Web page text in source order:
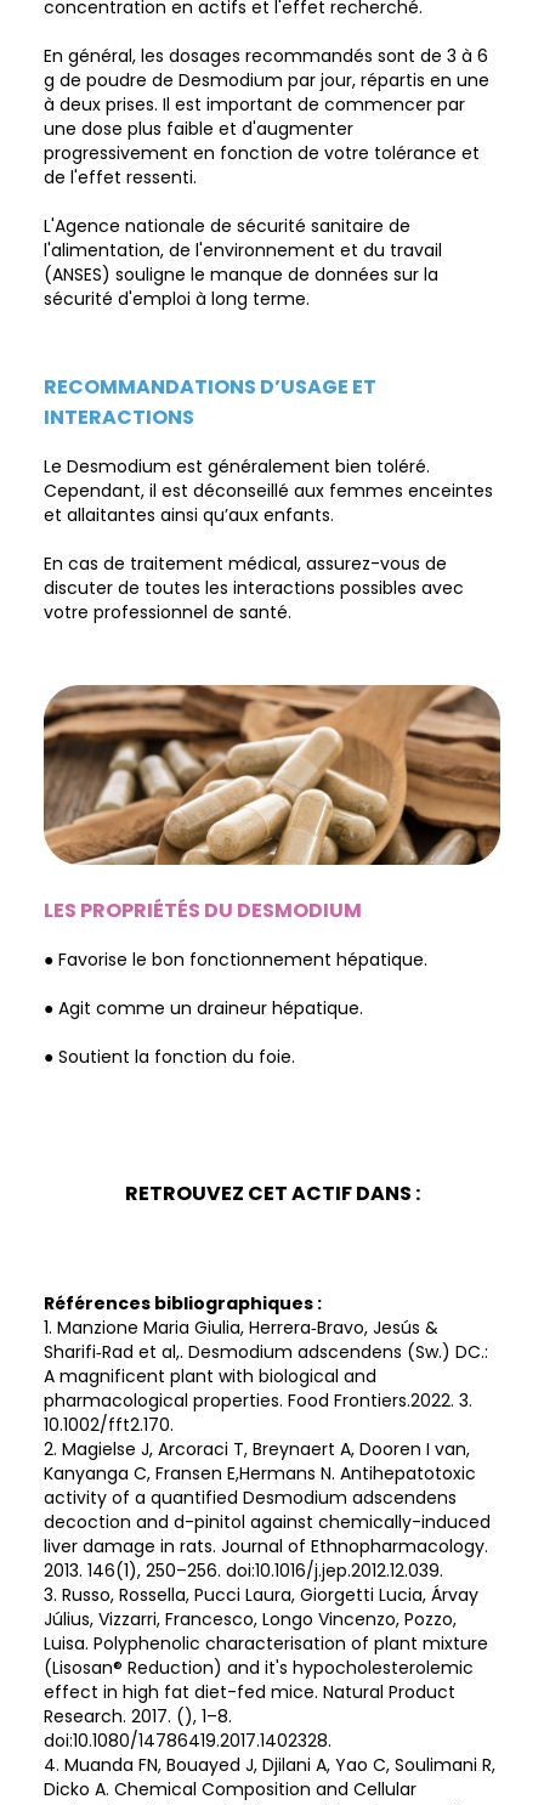
concentration en actifs et l'effet recherché.
En général, les dosages recommandés sont de 3 à 6
g de poudre de Desmodium par jour, répartis en une
à deux prises. Il est important de commencer par
une dose plus faible et d'augmenter
progressivement en fonction de votre tolérance et
de l'effet ressenti.
L'Agence nationale de sécurité sanitaire de
l'alimentation, de l'environnement et du travail
(ANSES) souligne le manque de données sur la
sécurité d'emploi à long terme.
RECOMMANDATIONS D’USAGE ET
INTERACTIONS
Le Desmodium est généralement bien toléré.
Cependant, il est déconseillé aux femmes enceintes
et allaitantes ainsi qu’aux enfants.
En cas de traitement médical, assurez-vous de
discuter de toutes les interactions possibles avec
votre professionnel de santé.
LES PROPRIÉTÉS DU DESMODIUM
● Favorise le bon fonctionnement hépatique.
● Agit comme un draineur hépatique.
● Soutient la fonction du foie.
RETROUVEZ CET ACTIF DANS :
Références bibliographiques :
1. Manzione Maria Giulia, Herrera‐Bravo, Jesús &
Sharifi‐Rad et al,. Desmodium adscendens (Sw.) DC.:
A magnificent plant with biological and
pharmacological properties. Food Frontiers.2022. 3.
10.1002/fft2.170.
2. Magielse J, Arcoraci T, Breynaert A, Dooren I van,
Kanyanga C, Fransen E,Hermans N. Antihepatotoxic
activity of a quantified Desmodium adscendens
decoction and d-pinitol against chemically-induced
liver damage in rats. Journal of Ethnopharmacology.
2013. 146(1), 250–256. doi:10.1016/j.jep.2012.12.039.
3. Russo, Rossella, Pucci Laura, Giorgetti Lucia, Árvay
Július, Vizzarri, Francesco, Longo Vincenzo, Pozzo,
Luisa. Polyphenolic characterisation of plant mixture
(Lisosan® Reduction) and it's hypocholesterolemic
effect in high fat diet-fed mice. Natural Product
Research. 2017. (), 1–8.
doi:10.1080/14786419.2017.1402328.
4. Muanda FN, Bouayed J, Djilani A, Yao C, Soulimani R,
Dicko A. Chemical Composition and Cellular